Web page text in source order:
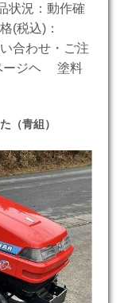
状況：動作確
(税込)：
合わせ・ご注
ージヘ 塗料
（青組）